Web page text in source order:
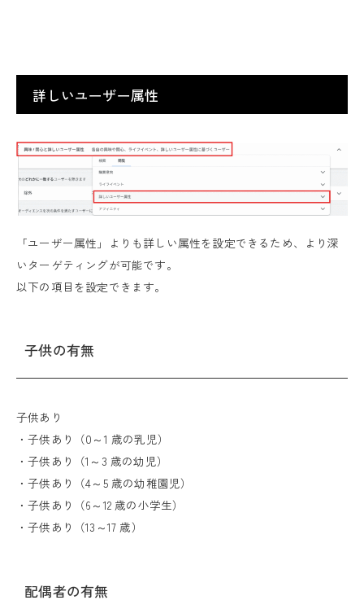
詳しいユーザー属性
「ユーザー属性」よりも詳しい属性を設定できるため、より深
いターゲティングが可能です。
以下の項目を設定できます。
子供の有無
子供あり
・子供あり（0～1 歳の乳児）
・子供あり（1～3 歳の幼児）
・子供あり（4～5 歳の幼稚園児）
・子供あり（6～12 歳の小学生）
・子供あり（13～17 歳）
配偶者の有無